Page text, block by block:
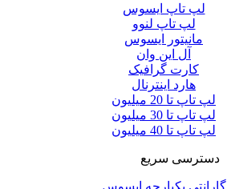
لپ تاپ ایسوس
لپ تاپ لنوو
مانیتور ایسوس
آل این وان
کارت گرافیک
هارد اینترنال
لپ تاپ تا 20 میلیون
لپ تاپ تا 30 میلیون
لپ تاپ تا 40 میلیون
دسترسی سریع
گارانتی یکپارچه ایسوس